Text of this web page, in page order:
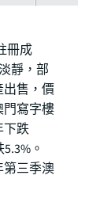
冊成
靜，部
出售，價
門寫字樓
下跌
。
第三季澳